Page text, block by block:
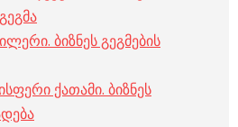
ბიზნეს გეგმების
ქათამი. ბიზნეს